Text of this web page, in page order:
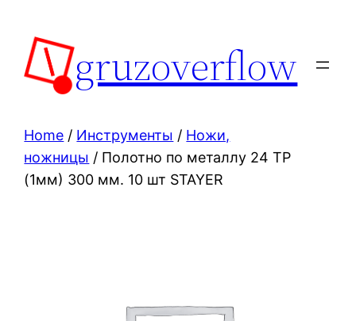
content
gruzoverflow
Home / Инструменты / Ножи,
ножницы / Полотно по металлу 24 TP
(1мм) 300 мм. 10 шт STAYER